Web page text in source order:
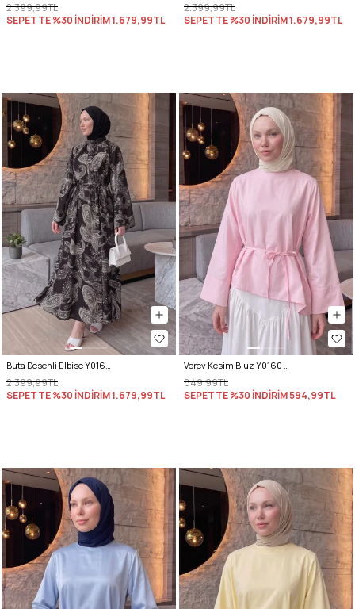
2.399,99TL
SEPETTE %30 İNDİRİM1.679,99TL
2.399,99TL
SEPETTE %30 İNDİRİM1.679,99TL
Buta Desenli Elbise Y0165 - KOYU KAHVE
2.399,99TL
SEPETTE %30 İNDİRİM1.679,99TL
Verev Kesim Bluz Y0160 - AÇIK PEMBE
849,99TL
SEPETTE %30 İNDİRİM594,99TL